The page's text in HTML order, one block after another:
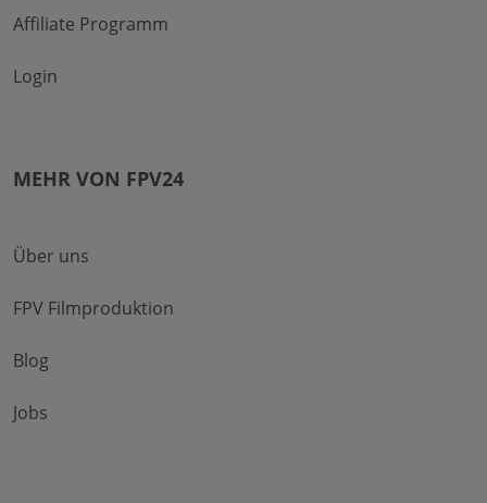
Affiliate Programm
Login
MEHR VON FPV24
Über uns
FPV Filmproduktion
Blog
Jobs